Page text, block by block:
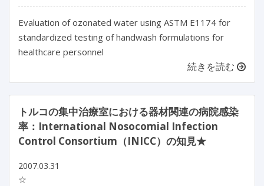
Evaluation of ozonated water using ASTM E1174 for
standardized testing of handwash formulations for
healthcare personnel
続きを読む
トルコの集中治療室における器材関連の病院感染
率：International Nosocomial Infection
Control Consortium（INICC）の知見★
2007.03.31
☆